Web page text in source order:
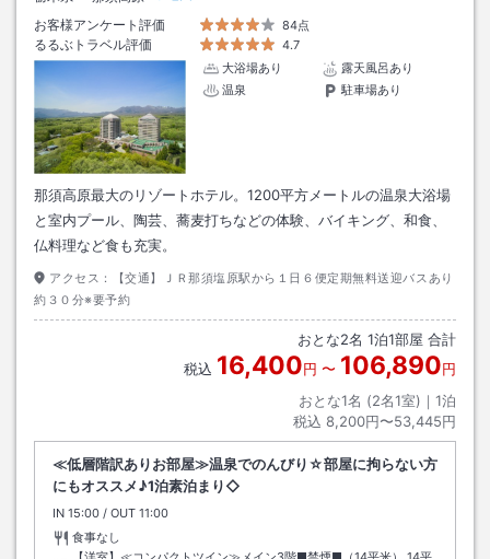
お客様アンケート評価
84点
るるぶトラベル評価
4.7
大浴場あり
露天風呂あり
温泉
駐車場あり
那須高原最大のリゾートホテル。1200平方メートルの温泉大浴場
と室内プール、陶芸、蕎麦打ちなどの体験、バイキング、和食、
仏料理など食も充実。
アクセス：
【交通】ＪＲ那須塩原駅から１日６便定期無料送迎バスあり
約３０分※要予約
おとな2名 1泊1部屋 合計
税込 16,400円 〜 106,890円
おとな1名 (2名1室)｜ 1泊
税込 8,200円〜53,445円
≪低層階訳ありお部屋≫温泉でのんびり☆部屋に拘らない方
にもオススメ♪1泊素泊まり◇
IN チェックイン
15:00 / OUT チェックアウト
11:00
食事なし